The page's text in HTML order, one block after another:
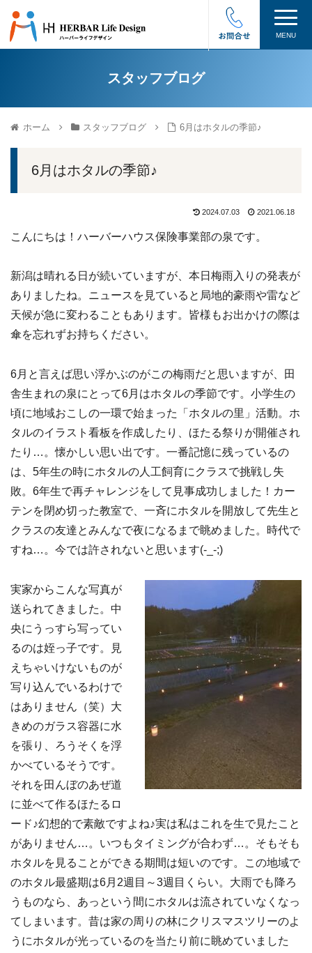
MENU
スタッフブログ
ホーム スタッフブログ 6月はホタルの季節♪
6月はホタルの季節♪
2024.07.03 2021.06.18
こんにちは！ハーバーハウス保険事業部の泉です。
新潟は晴れる日が続いていますが、本日梅雨入りの発表が
ありましたね。ニュースを見ていると局地的豪雨や雷など
天候が急に変わることもあります。皆様もお出かけの際は
傘を忘れずお持ちください。
6月と言えば思い浮かぶのがこの梅雨だと思いますが、田
舎生まれの泉にとって6月はホタルの季節です。小学生の
頃に地域おこしの一環で始まった「ホタルの里」活動。ホ
タルのイラスト看板を作成したり、ほたる祭りが開催され
たり…。懐かしい思い出です。一番記憶に残っているの
は、5年生の時にホタルの人工飼育にクラスで挑戦し失
敗。6年生で再チャレンジをして見事成功しました！カー
テンを閉め切った教室で、一斉にホタルを開放して先生と
クラスの友達とみんなで夜になるまで眺めました。時代で
すね…。今では許されないと思います(-_-;)
実家からこんな写真が
送られてきました。中
央にうっすら写ってい
るのは姪っ子です。
見
えちゃいけないものが
写り込んでいるわけで
はありません（笑）大
きめのガラス容器に水
を張り、ろうそくを浮
かべているそうです。
それを田んぼのあぜ道
に並べて作るほたるロ
ード♪幻想的で素敵ですよね♪実は私はこれを生で見たこと
がありません…。いつもタイミングが合わず…。そもそも
ホタルを見ることができる期間は短いのです。この地域で
のホタル最盛期は6月2週目～3週目くらい。大雨でも降ろ
うものなら、あっという間にホタルは流されていなくなっ
てしまいます。昔は家の周りの林にクリスマスツリーのよ
うにホタルが光っているのを当たり前に眺めていました